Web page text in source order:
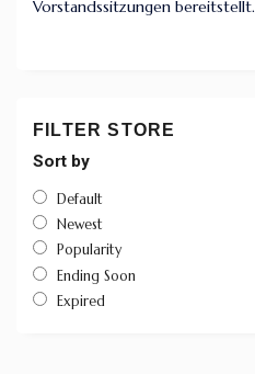
Vorstandssitzungen bereitstellt.
FILTER STORE
Sort by
Default
Newest
Popularity
Ending Soon
Expired